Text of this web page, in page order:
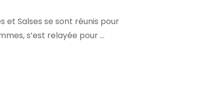
et Salses se sont réunis pour
s’est relayée pour …